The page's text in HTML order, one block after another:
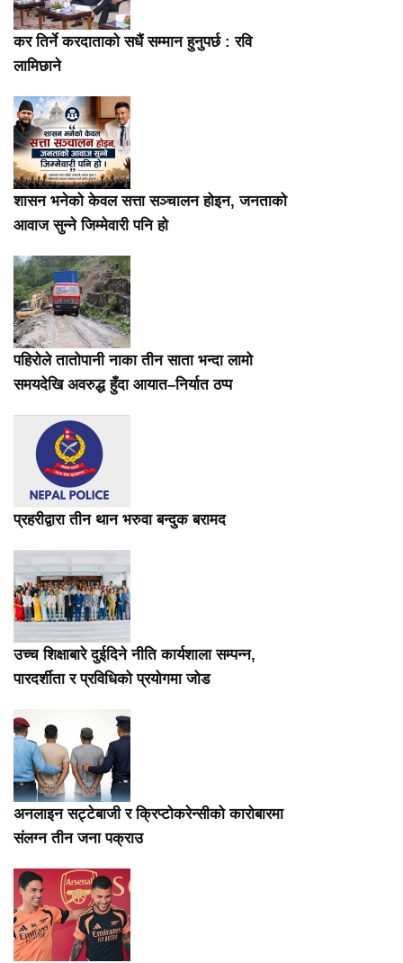
कर तिर्ने करदाताको सधैं सम्मान हुनुपर्छ : रवि
लामिछाने
शासन भनेको केवल सत्ता सञ्चालन होइन, जनताको
आवाज सुन्ने जिम्मेवारी पनि हो
पहिरोले तातोपानी नाका तीन साता भन्दा लामो
समयदेखि अवरुद्ध हुँदा आयात–निर्यात ठप्प
प्रहरीद्वारा तीन थान भरुवा बन्दुक बरामद
उच्च शिक्षाबारे दुईदिने नीति कार्यशाला सम्पन्न,
पारदर्शीता र प्रविधिको प्रयोगमा जोड
अनलाइन सट्टेबाजी र क्रिप्टोकरेन्सीको कारोबारमा
संलग्न तीन जना पक्राउ